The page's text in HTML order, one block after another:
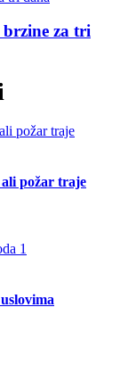
za tri
požar traje